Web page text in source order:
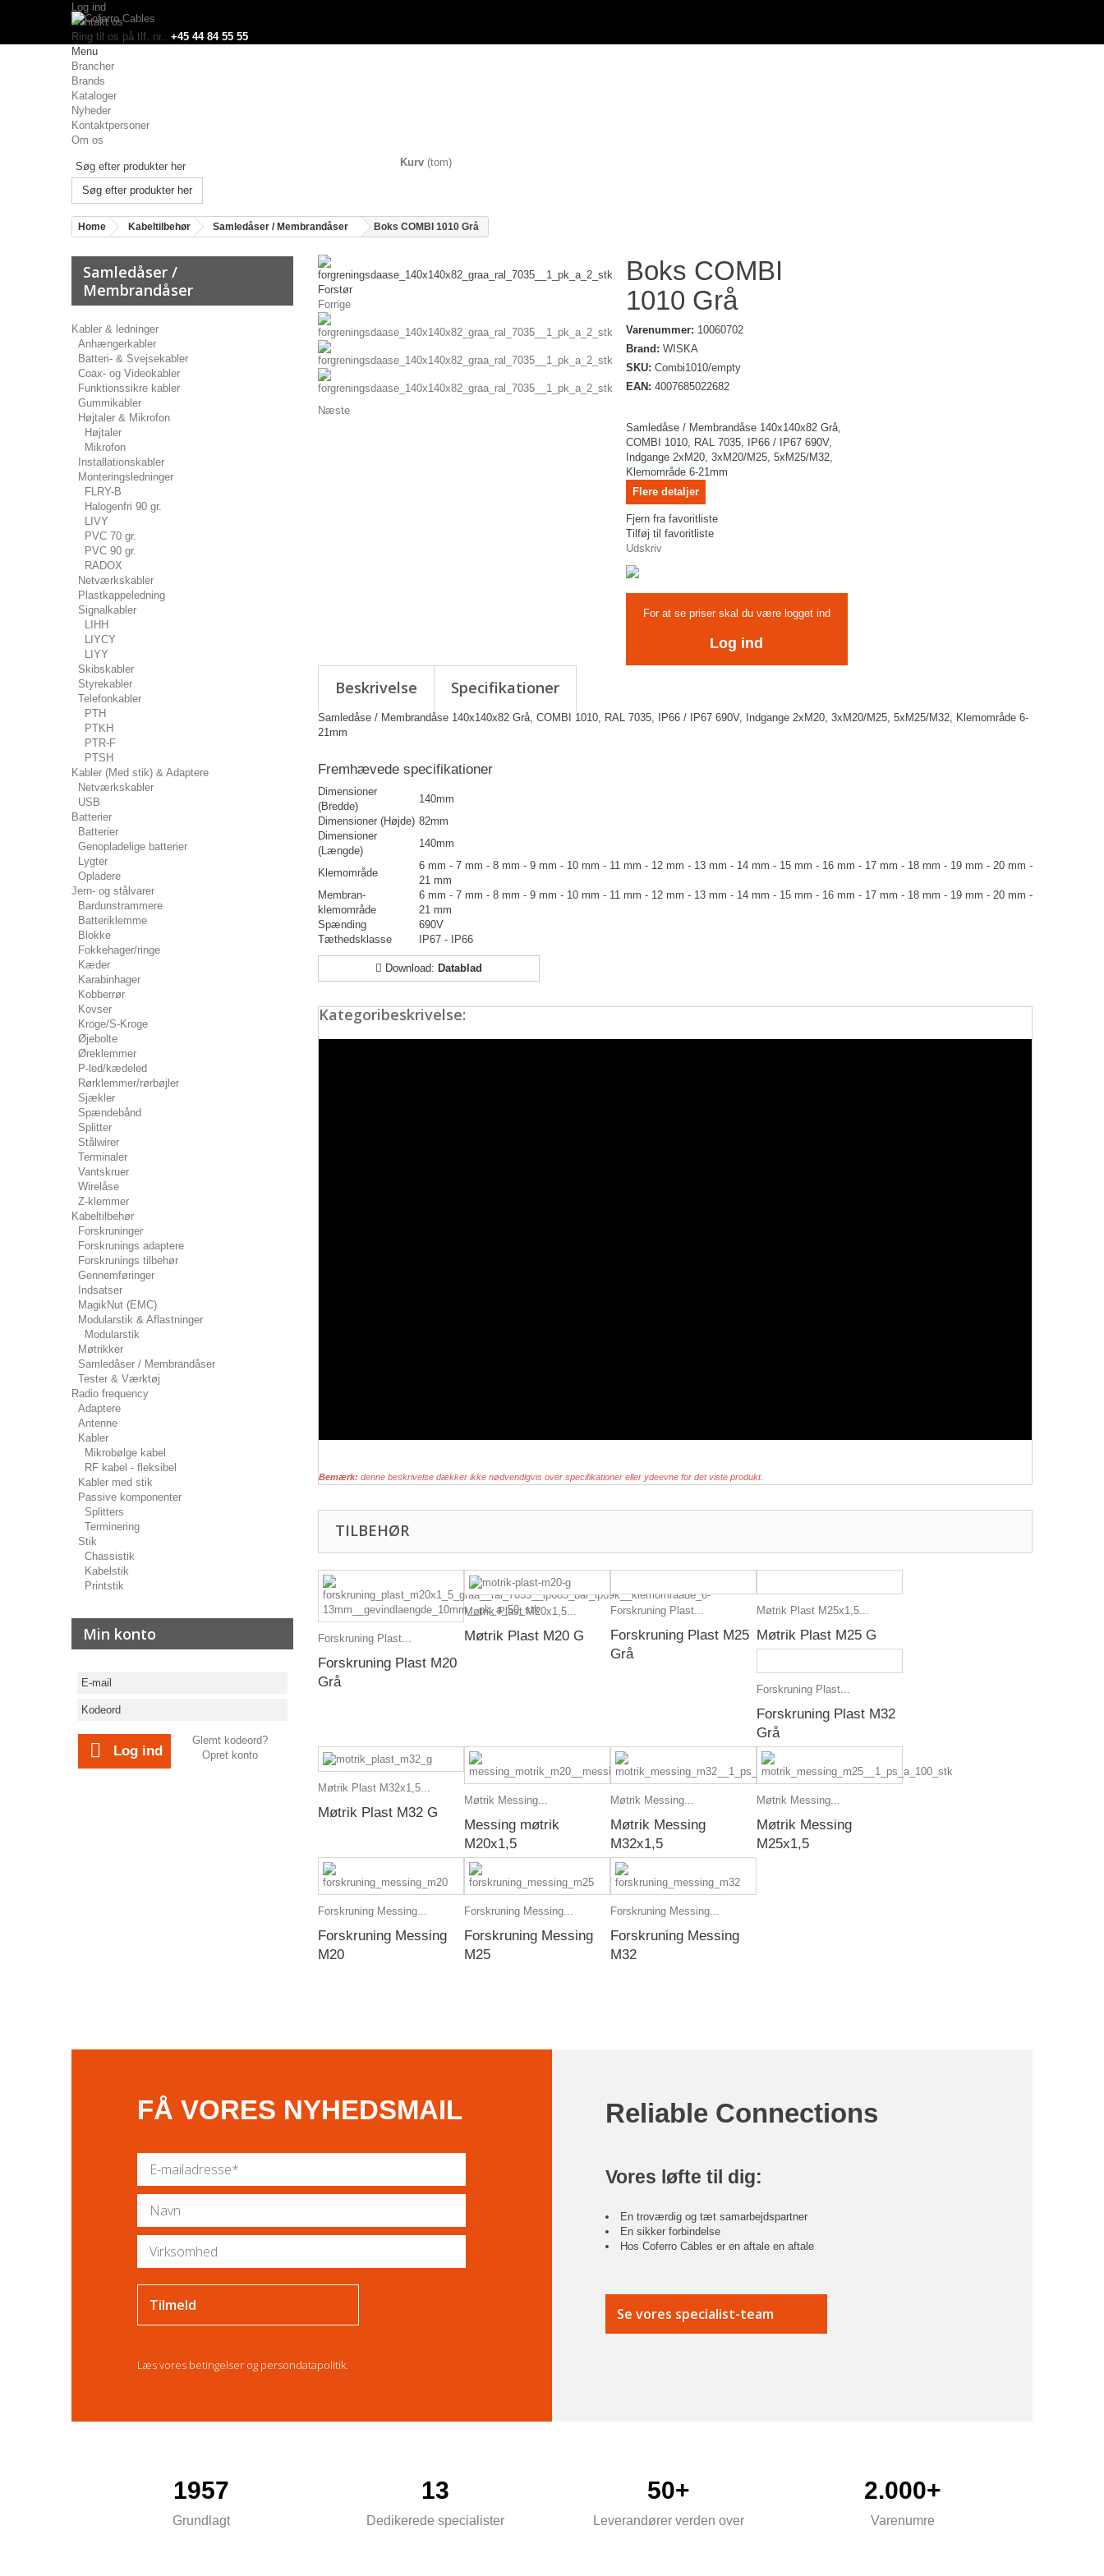
Log ind
Kontakt os
Ring til os på tlf. nr.: +45 44 84 55 55
Menu
Brancher
Brands
Kataloger
Nyheder
Kontaktpersoner
Om os
Søg efter produkter her
Kurv (tom)
Home Kabeltilbehør Samledåser / Membrandåser Boks COMBI 1010 Grå
Samledåser /
Membrandåser
Kabler & ledninger
Anhængerkabler
Batteri- & Svejsekabler
Coax- og Videokabler
Funktionssikre kabler
Gummikabler
Højtaler & Mikrofon
Højtaler
Mikrofon
Installationskabler
Monteringsledninger
FLRY-B
Halogenfri 90 gr.
LIVY
PVC 70 gr.
PVC 90 gr.
RADOX
Netværkskabler
Plastkappeledning
Signalkabler
LIHH
LIYCY
LIYY
Skibskabler
Styrekabler
Telefonkabler
PTH
PTKH
PTR-F
PTSH
Kabler (Med stik) & Adaptere
Netværkskabler
USB
Batterier
Batterier
Genopladelige batterier
Lygter
Opladere
Jern- og stålvarer
Bardunstrammere
Batteriklemme
Blokke
Fokkehager/ringe
Kæder
Karabinhager
Kobberrør
Kovser
Kroge/S-Kroge
Øjebolte
Øreklemmer
P-led/kædeled
Rørklemmer/rørbøjler
Sjækler
Spændebånd
Splitter
Stålwirer
Terminaler
Vantskruer
Wirelåse
Z-klemmer
Kabeltilbehør
Forskruninger
Forskrunings adaptere
Forskrunings tilbehør
Gennemføringer
Indsatser
MagikNut (EMC)
Modularstik & Aflastninger
Modularstik
Møtrikker
Samledåser / Membrandåser
Tester & Værktøj
Radio frequency
Adaptere
Antenne
Kabler
Mikrobølge kabel
RF kabel - fleksibel
Kabler med stik
Passive komponenter
Splitters
Terminering
Stik
Chassistik
Kabelstik
Printstik
Min konto
Log ind
Glemt kodeord?
Opret konto
Forstør
Forrige
Næste
Boks COMBI
1010 Grå
Varenummer: 10060702
Brand: WISKA
SKU: Combi1010/empty
EAN: 4007685022682
Samledåse / Membrandåse 140x140x82 Grå,
COMBI 1010, RAL 7035, IP66 / IP67 690V,
Indgange 2xM20, 3xM20/M25, 5xM25/M32,
Klemområde 6-21mm
Flere detaljer
Fjern fra favoritliste
Tilføj til favoritliste
Udskriv
For at se priser skal du være logget ind
Log ind
Beskrivelse Specifikationer
Samledåse / Membrandåse 140x140x82 Grå, COMBI 1010, RAL 7035, IP66 / IP67 690V, Indgange 2xM20, 3xM20/M25, 5xM25/M32, Klemområde 6-
21mm
Fremhævede specifikationer
Dimensioner
(Bredde)
140mm
Dimensioner (Højde) 82mm
Dimensioner
(Længde)
140mm
Klemområde
6 mm - 7 mm - 8 mm - 9 mm - 10 mm - 11 mm - 12 mm - 13 mm - 14 mm - 15 mm - 16 mm - 17 mm - 18 mm - 19 mm - 20 mm -
21 mm
Membran-
klemområde
6 mm - 7 mm - 8 mm - 9 mm - 10 mm - 11 mm - 12 mm - 13 mm - 14 mm - 15 mm - 16 mm - 17 mm - 18 mm - 19 mm - 20 mm -
21 mm
Spænding
690V
Tæthedsklasse
IP67 - IP66
Download: Datablad
Kategoribeskrivelse:
Bemærk: denne beskrivelse dækker ikke nødvendigvis over specifikationer eller ydeevne for det viste produkt.
TILBEHØR
Forskruning Plast...
Forskruning Plast M20
Grå
Møtrik Plast M20x1,5...
Møtrik Plast M20 G
Forskruning Plast...
Forskruning Plast M25
Grå
Møtrik Plast M25x1,5...
Møtrik Plast M25 G
Forskruning Plast...
Forskruning Plast M32
Grå
Møtrik Plast M32x1,5...
Møtrik Plast M32 G
Møtrik Messing...
Messing møtrik
M20x1,5
Møtrik Messing...
Møtrik Messing
M32x1,5
Møtrik Messing...
Møtrik Messing
M25x1,5
Forskruning Messing...
Forskruning Messing
M20
Forskruning Messing...
Forskruning Messing
M25
Forskruning Messing...
Forskruning Messing
M32
FÅ VORES NYHEDSMAIL
Læs vores betingelser og persondatapolitik.
Reliable Connections
Vores løfte til dig:
En troværdig og tæt samarbejdspartner
En sikker forbindelse
Hos Coferro Cables er en aftale en aftale
1957
Grundlagt
13
Dedikerede specialister
50+
Leverandører verden over
2.000+
Varenumre